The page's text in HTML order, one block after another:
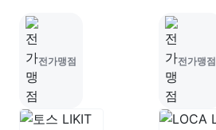
전가맹점 전가맹점